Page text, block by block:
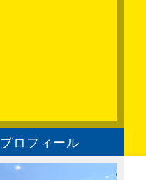
プロフィール